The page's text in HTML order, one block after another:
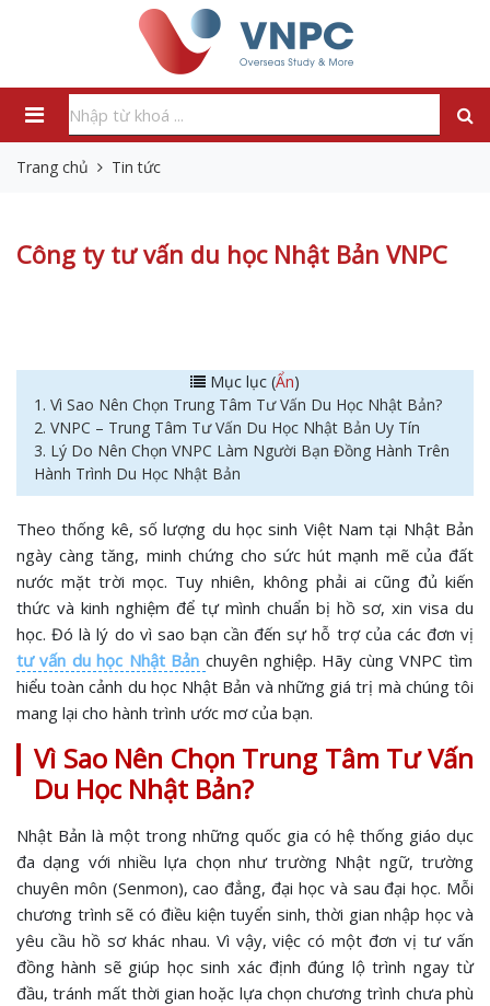
Trang chủ Tin tức
Công ty tư vấn du học Nhật Bản VNPC
Mục lục (Ẩn)
1. Vì Sao Nên Chọn Trung Tâm Tư Vấn Du Học Nhật Bản?
2. VNPC – Trung Tâm Tư Vấn Du Học Nhật Bản Uy Tín
3. Lý Do Nên Chọn VNPC Làm Người Bạn Đồng Hành Trên
Hành Trình Du Học Nhật Bản
Theo thống kê, số lượng du học sinh Việt Nam tại Nhật Bản
ngày càng tăng, minh chứng cho sức hút mạnh mẽ của đất
nước mặt trời mọc. Tuy nhiên, không phải ai cũng đủ kiến
thức và kinh nghiệm để tự mình chuẩn bị hồ sơ, xin visa du
học. Đó là lý do vì sao bạn cần đến sự hỗ trợ của các đơn vị
tư vấn du học Nhật Bản chuyên nghiệp. Hãy cùng VNPC tìm
hiểu toàn cảnh du học Nhật Bản và những giá trị mà chúng tôi
mang lại cho hành trình ước mơ của bạn.
Vì Sao Nên Chọn Trung Tâm Tư Vấn
Du Học Nhật Bản?
Nhật Bản là một trong những quốc gia có hệ thống giáo dục
đa dạng với nhiều lựa chọn như trường Nhật ngữ, trường
chuyên môn (Senmon), cao đẳng, đại học và sau đại học. Mỗi
chương trình sẽ có điều kiện tuyển sinh, thời gian nhập học và
yêu cầu hồ sơ khác nhau. Vì vậy, việc có một đơn vị tư vấn
đồng hành sẽ giúp học sinh xác định đúng lộ trình ngay từ
đầu, tránh mất thời gian hoặc lựa chọn chương trình chưa phù